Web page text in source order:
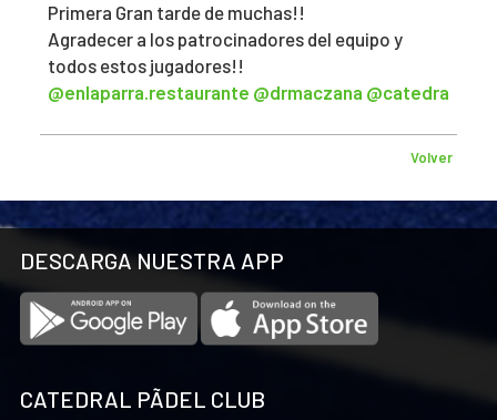
Primera Gran tarde de muchas!!
Agradecer a los patrocinadores del equipo y
todos estos jugadores!!
@enlaparra.restaurante @drmaczana
Volver
DESCARGA NUESTRA APP
CATEDRAL PÃDEL CLUB